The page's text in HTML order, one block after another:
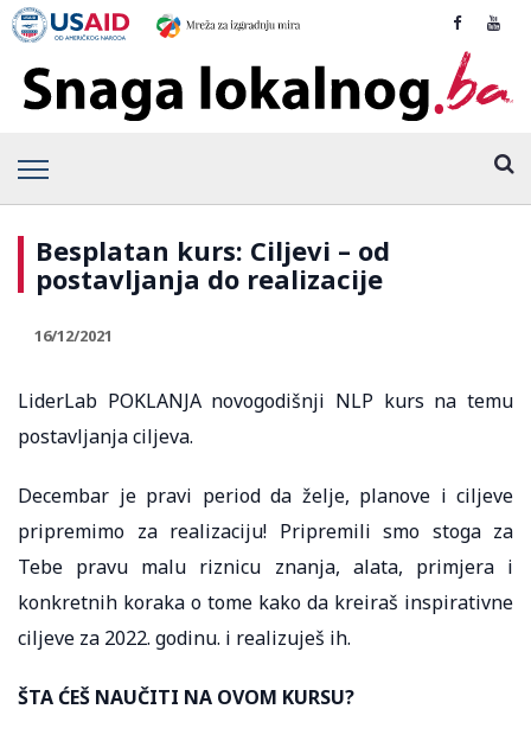
Besplatan kurs: Ciljevi – od
postavljanja do realizacije
16/12/2021
LiderLab POKLANJA novogodišnji NLP kurs na temu
postavljanja ciljeva.
Decembar je pravi period da želje, planove i ciljeve
pripremimo za realizaciju! Pripremili smo stoga za
Tebe pravu malu riznicu znanja, alata, primjera i
konkretnih koraka o tome kako da kreiraš inspirativne
ciljeve za 2022. godinu. i realizuješ ih.
ŠTA ĆEŠ NAUČITI NA OVOM KURSU?